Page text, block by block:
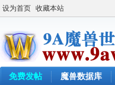
设为首页 收藏本站
免费发帖 魔兽数据库